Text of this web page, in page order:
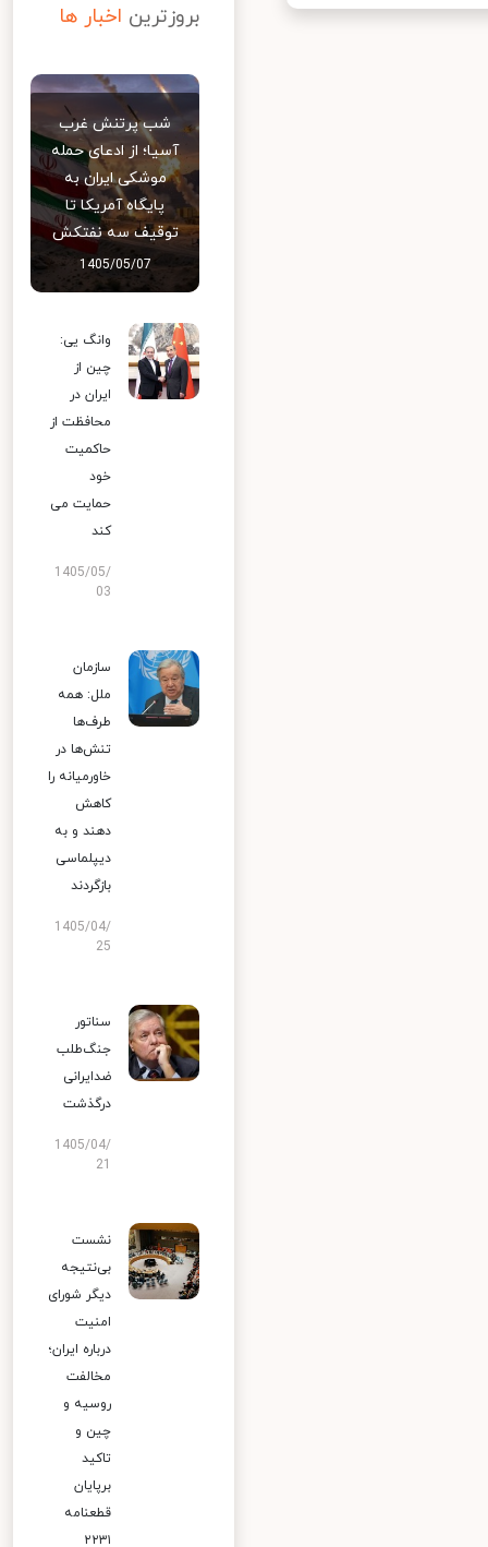
بروزترین اخبار ها
شب پرتنش غرب
آسیا؛ از ادعای حمله
موشکی ایران به
پایگاه آمریکا تا
توقیف سه نفتکش
1405/05/07
وانگ یی:
چین از
ایران در
محافظت از
حاکمیت
خود
حمایت می
کند
1405/05/
03
سازمان
ملل: همه
طرف‌ها
تنش‌ها در
خاورمیانه را
کاهش
دهند و به
دیپلماسی
بازگردند
1405/04/
25
سناتور
جنگ‌طلب
ضدایرانی
درگذشت
1405/04/
نشست
بی‌نتیجه
دیگر شورای
امنیت
درباره ایران؛
مخالفت
روسیه و
چین و
تاکید
برپایان
قطعنامه
۲۲۳۱